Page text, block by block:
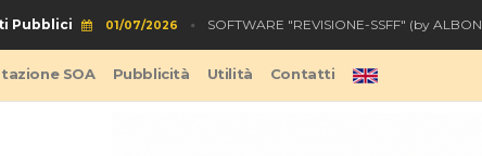
01/07/2026 SOFTWARE "REVISIONE-SSFF" (by ALBONET)
SOA Pubblicità Utilità Contatti